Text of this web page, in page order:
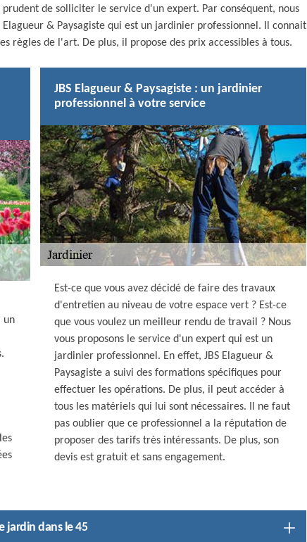
de solliciter le service d'un expert. Par conséquent, nous
& Paysagiste qui est un jardinier professionnel. Il connait
règles de l'art. De plus, il propose des prix accessibles à tous.
un
JBS Elagueur & Paysagiste : un jardinier
professionnel à votre service
Est-ce que vous avez décidé de faire des travaux
d'entretien au niveau de votre espace vert ? Est-ce
que vous voulez un meilleur rendu de travail ? Nous
vous proposons le service d'un expert qui est un
jardinier professionnel. En effet, JBS Elagueur &
Paysagiste a suivi des formations spécifiques pour
effectuer les opérations. De plus, il peut accéder à
tous les matériels qui lui sont nécessaires. Il ne faut
pas oublier que ce professionnel a la réputation de
proposer des tarifs très intéressants. De plus, son
devis est gratuit et sans engagement.
jardin dans le 45